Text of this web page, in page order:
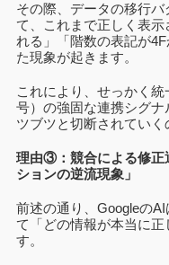
その際、データの移行
て、これまで正しく表
れる」「階数の表記が
た現象が起きます。
これにより、せっかく
号）の強固な連携シグ
ツブツと切断されていく
理由③：競合による修正
ションの逆流現象」
前述の通り、Googleの
て「どの情報が本当に
す。